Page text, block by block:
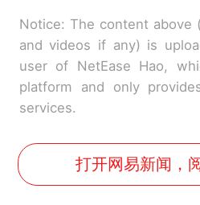
Notice: The content above
and videos if any) is
user of NetEase Hao,
platform and only
services.
打开网易新闻，